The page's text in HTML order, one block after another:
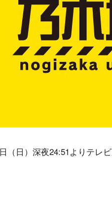
（日）深夜24:51よりテレ